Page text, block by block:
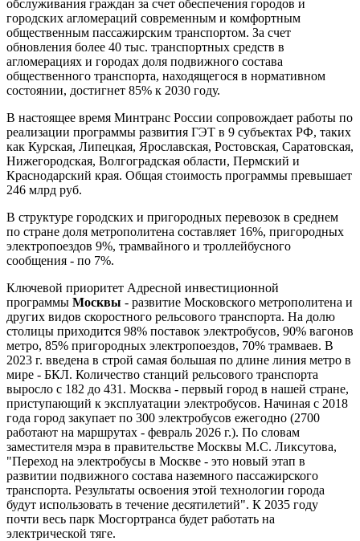
обслуживания граждан за счет обеспечения городов и
городских агломераций современным и комфортным
общественным пассажирским транспортом. За счет
обновления более 40 тыс. транспортных средств в
агломерациях и городах доля подвижного состава
общественного транспорта, находящегося в нормативном
состоянии, достигнет 85% к 2030 году.
В настоящее время Минтранс России сопровождает работы по
реализации программы развития ГЭТ в 9 субъектах РФ, таких
как Курская, Липецкая, Ярославская, Ростовская, Саратовская,
Нижегородская, Волгоградская области, Пермский и
Краснодарский края. Общая стоимость программы превышает
246 млрд руб.
В структуре городских и пригородных перевозок в среднем
по стране доля метрополитена составляет 16%, пригородных
электропоездов 9%, трамвайного и троллейбусного
сообщения - по 7%.
Ключевой приоритет Адресной инвестиционной
программы Москвы - развитие Московского метрополитена и
других видов скоростного рельсового транспорта. На долю
столицы приходится 98% поставок электробусов, 90% вагонов
метро, 85% пригородных электропоездов, 70% трамваев. В
2023 г. введена в строй самая большая по длине линия метро в
мире - БКЛ. Количество станций рельсового транспорта
выросло с 182 до 431. Москва - первый город в нашей стране,
приступающий к эксплуатации электробусов. Начиная с 2018
года город закупает по 300 электробусов ежегодно (2700
работают на маршрутах - февраль 2026 г.). По словам
заместителя мэра в правительстве Москвы М.С. Ликсутова,
"Переход на электробусы в Москве - это новый этап в
развитии подвижного состава наземного пассажирского
транспорта. Результаты освоения этой технологии города
будут использовать в течение десятилетий". К 2035 году
почти весь парк Мосгортранса будет работать на
электрической тяге.